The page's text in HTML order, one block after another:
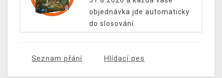
objednávka jde automaticky
do slosování.
Seznam přání Hlídací pes